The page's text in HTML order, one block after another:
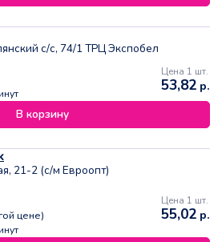
с/с, 74/1 ТРЦ Экспобел
Цена 1 шт.
53,82 р.
В корзину
21-2 (с/м Евроопт)
цене)
Цена 1 шт.
55,02 р.